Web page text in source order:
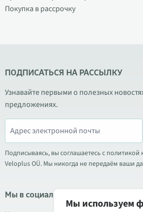
Покупка в рассрочку
ПОДПИСАТЬСЯ НА РАССЫЛКУ
Узнавайте первыми о полезных
предложениях.
Подписываясь, вы соглашаетесь с
Veloplus OÜ. Мы никогда не передаём ваши
Мы в социальных сетях
Мы используем